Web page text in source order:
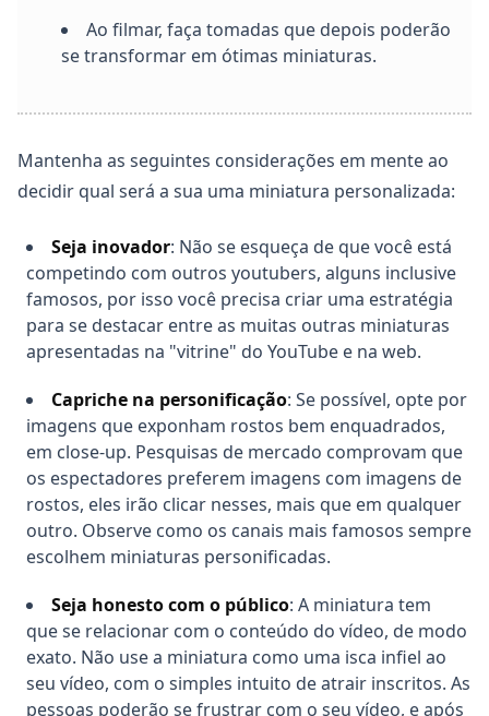
Ao filmar, faça tomadas que depois poderão
se transformar em ótimas miniaturas.
Mantenha as seguintes considerações em mente ao
decidir qual será a sua uma miniatura personalizada:
Seja inovador: Não se esqueça de que você está
competindo com outros youtubers, alguns inclusive
famosos, por isso você precisa criar uma estratégia
para se destacar entre as muitas outras miniaturas
apresentadas na "vitrine" do YouTube e na web.
Capriche na personificação: Se possível, opte por
imagens que exponham rostos bem enquadrados,
em close-up. Pesquisas de mercado comprovam que
os espectadores preferem imagens com imagens de
rostos, eles irão clicar nesses, mais que em qualquer
outro. Observe como os canais mais famosos sempre
escolhem miniaturas personificadas.
Seja honesto com o público: A miniatura tem
que se relacionar com o conteúdo do vídeo, de modo
exato. Não use a miniatura como uma isca infiel ao
seu vídeo, com o simples intuito de atrair inscritos. As
pessoas poderão se frustrar com o seu vídeo, e após